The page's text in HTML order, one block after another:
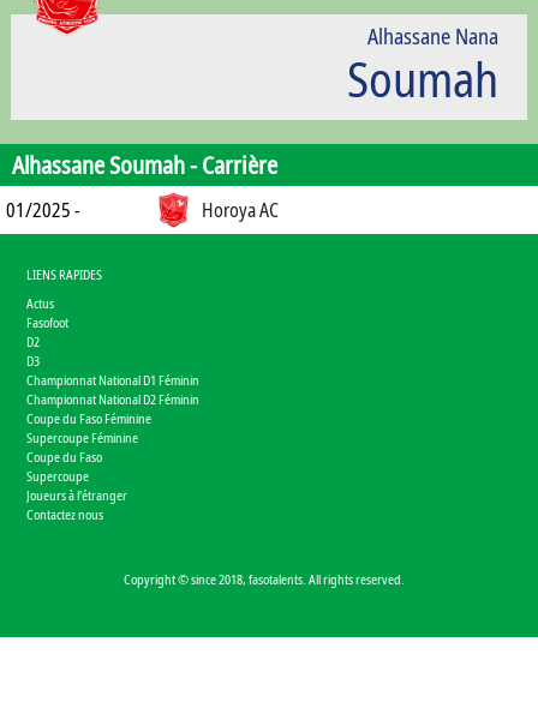
Alhassane Nana
Soumah
Alhassane Soumah -Carrière
01/2025 - Horoya AC
LIENS RAPIDES
Actus
Fasofoot
D2
D3
Championnat National D1 Féminin
Championnat National D2 Féminin
Coupe du Faso Féminine
Supercoupe Féminine
Coupe du Faso
Supercoupe
Joueurs à l'étranger
Contactez nous
Copyright © since 2018, fasotalents. All rights reserved.